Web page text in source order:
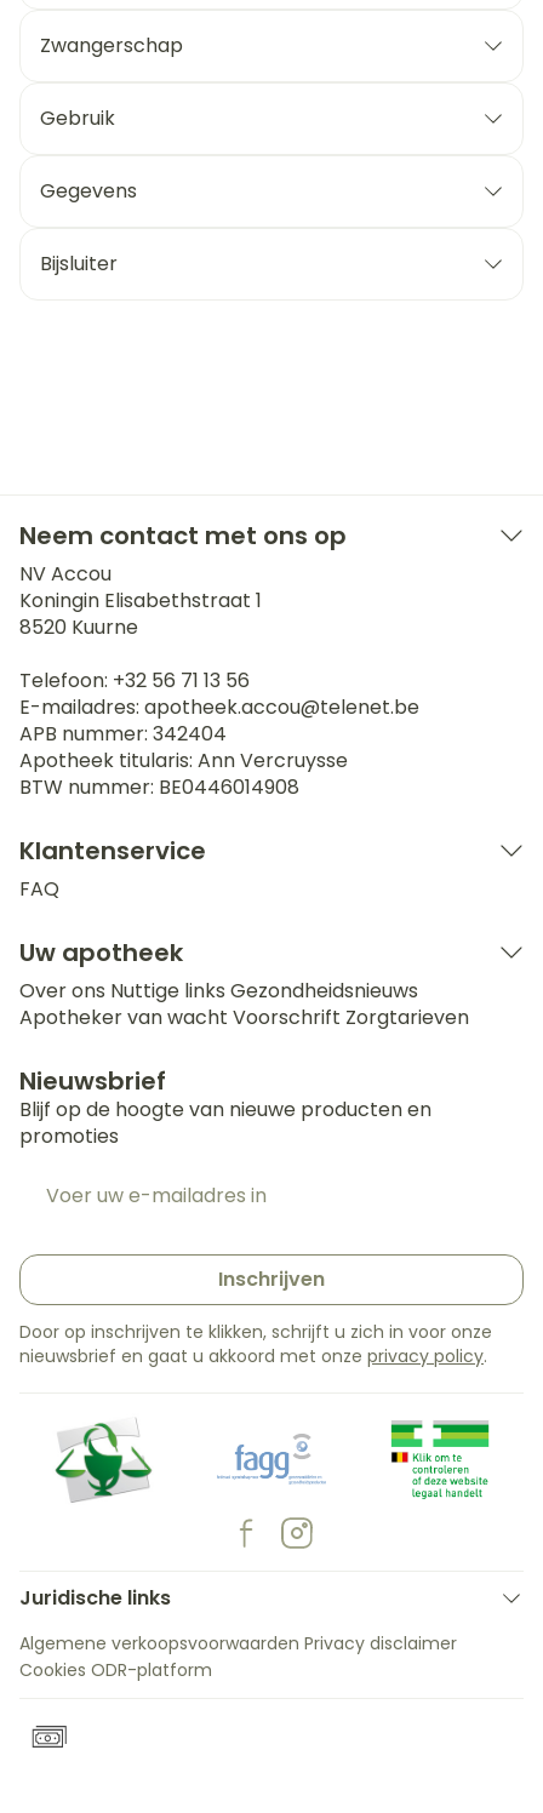
Zwangerschap
Gebruik
Gegevens
Bijsluiter
Neem contact met ons op
NV Accou
Koningin Elisabethstraat 1
8520 Kuurne
Telefoon: +32 56 71 13 56
E-mailadres: apotheek.accou@telenet.be
APB nummer: 342404
Apotheek titularis: Ann Vercruysse
BTW nummer: BE0446014908
Klantenservice
FAQ
Uw apotheek
Over ons Nuttige links Gezondheidsnieuws
Apotheker van wacht Voorschrift Zorgtarieven
Nieuwsbrief
Blijf op de hoogte van nieuwe producten en
promoties
Inschrijven
Door op inschrijven te klikken, schrijft u zich in voor onze
nieuwsbrief en gaat u akkoord met onze privacy policy.
Juridische links
Algemene verkoopsvoorwaarden Privacy disclaimer
Cookies ODR-platform